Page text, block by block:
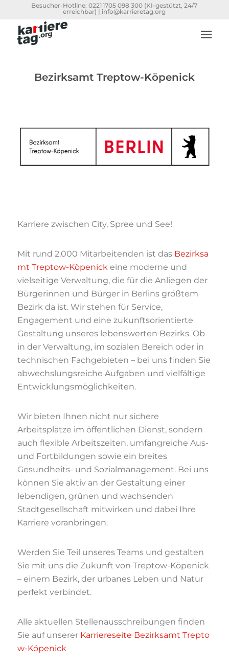
Besucher-Hotline:0221 1705 098 300 (KI-gestützt, 24/7
erreichbar) | info@karrieretag.org
Bezirksamt Treptow-Köpenick
Karriere zwischen City, Spree und See!
Mit rund 2.000 Mitarbeitenden ist das Bezirksa
mt Treptow-Köpenickeine moderne und
vielseitige Verwaltung, die für die Anliegen der
Bürgerinnen und Bürger in Berlins größtem
Bezirk da ist. Wir stehen für Service,
Engagement und eine zukunftsorientierte
Gestaltung unseres lebenswerten Bezirks. Ob
in der Verwaltung, im sozialen Bereich oder in
technischen Fachgebieten – bei uns finden Sie
abwechslungsreiche Aufgaben und vielfältige
Entwicklungsmöglichkeiten.
Wir bieten Ihnen nicht nur sichere
Arbeitsplätze im öffentlichen Dienst, sondern
auch flexible Arbeitszeiten, umfangreiche Aus-
und Fortbildungen sowie ein breites
Gesundheits- und Sozialmanagement. Bei uns
können Sie aktiv an der Gestaltung einer
lebendigen, grünen und wachsenden
Stadtgesellschaft mitwirken und dabei Ihre
Karriere voranbringen.
Werden Sie Teil unseres Teams und gestalten
Sie mit uns die Zukunft von Treptow-Köpenick
– einem Bezirk, der urbanes Leben und Natur
perfekt verbindet.
Alle aktuellen Stellenausschreibungen finden
Sie auf unserer Karriereseite Bezirksamt Trepto
w-Köpenick